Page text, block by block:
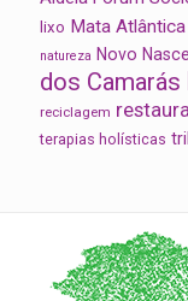
lixo Mata Atlântica
natureza Novo
dos Camarás
reciclagem
terapias holísticas